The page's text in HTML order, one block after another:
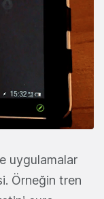
uygulamalar
Örneğin tren